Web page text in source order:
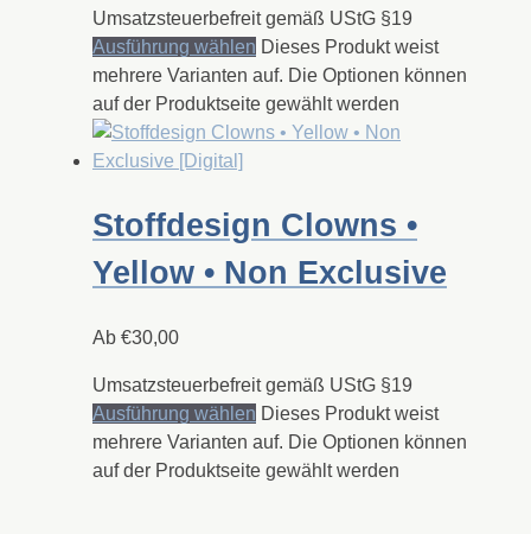
Umsatzsteuerbefreit gemäß UStG §19
Ausführung wählen Dieses Produkt weist
mehrere Varianten auf. Die Optionen können
auf der Produktseite gewählt werden
Stoffdesign Clowns •
Yellow • Non Exclusive
Ab €30,00
Umsatzsteuerbefreit gemäß UStG §19
Ausführung wählen Dieses Produkt weist
mehrere Varianten auf. Die Optionen können
auf der Produktseite gewählt werden